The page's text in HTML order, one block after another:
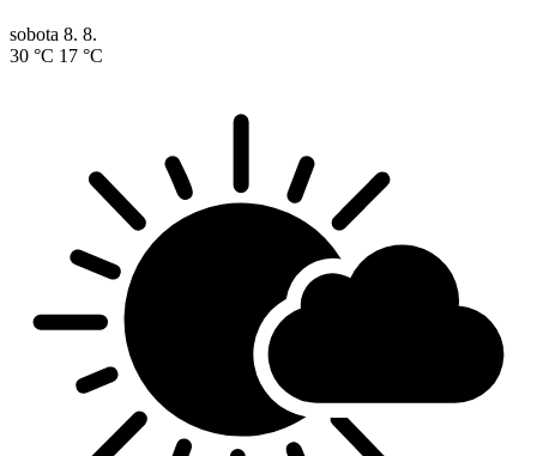
sobota 8. 8.
30 °C 17 °C